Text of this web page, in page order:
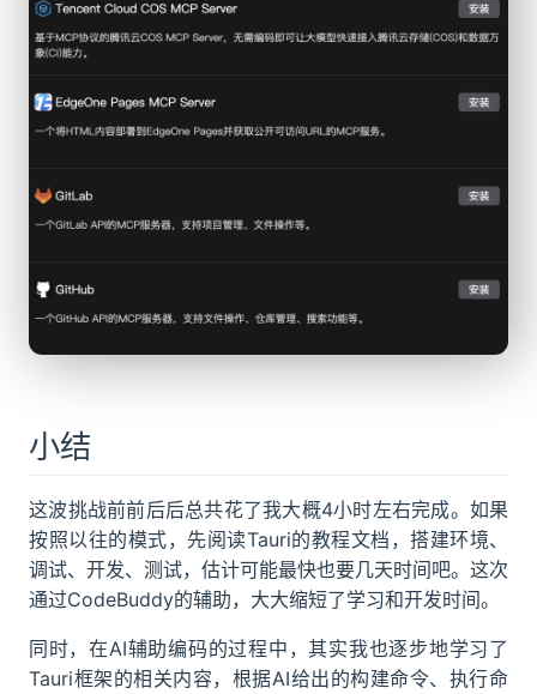
小结
这波挑战前前后后总共花了我大概4小时左右完成。如果
按照以往的模式，先阅读Tauri的教程文档，搭建环境、
调试、开发、测试，估计可能最快也要几天时间吧。这次
通过CodeBuddy的辅助，大大缩短了学习和开发时间。
同时，在AI辅助编码的过程中，其实我也逐步地学习了
Tauri框架的相关内容，根据AI给出的构建命令、执行命